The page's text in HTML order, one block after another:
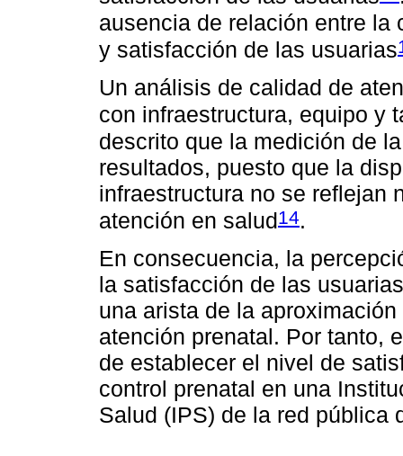
ausencia de relación entre la
y satisfacción de las usuarias
Un análisis de calidad de
con infraestructura, equipo y
descrito que la medición de
resultados, puesto que la
infraestructura no se reflejan
atención en salud14.
En consecuencia, la
la satisfacción de las
una arista de la
atención prenatal. Por tanto,
de establecer el nivel de
control prenatal en una
Salud (IPS) de la red pública